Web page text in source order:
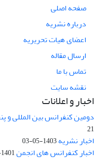
صفحه اصلی
درباره نشریه
اعضای هیات تحریریه
ارسال مقاله
تماس با ما
نقشه سایت
اخبار و اعلانات
دومین کنفرانس بین المللی و
21
اخبار نشریه1403-05-03
اخبار کنفرانس های انجمن1401-01-10